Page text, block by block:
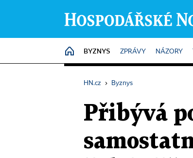
HOME
BYZNYS ZPRÁVY NÁZORY
HN.cz › Byznys
Přibývá